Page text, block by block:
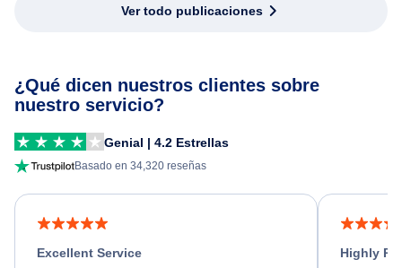
Ver todo publicaciones
¿Qué dicen nuestros clientes sobre
nuestro servicio?
Genial | 4.2 Estrellas
Basado en 34,320 reseñas
Excellent Service
Highly